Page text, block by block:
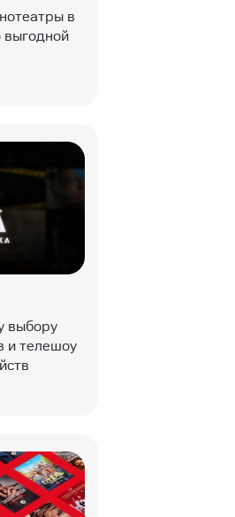
в
выгодной
выбору
и телешоу